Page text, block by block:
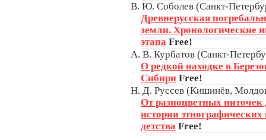
В. Ю. Соболев (Санкт-
Древнерусская
земли. Хронологические
этапа Free!
А. В. Курбатов (Санкт-
О редкой находке в
Сибири Free!
Н. Д. Руссев (Кишинёв,
От разноцветных
истории этнографических
детства Free!